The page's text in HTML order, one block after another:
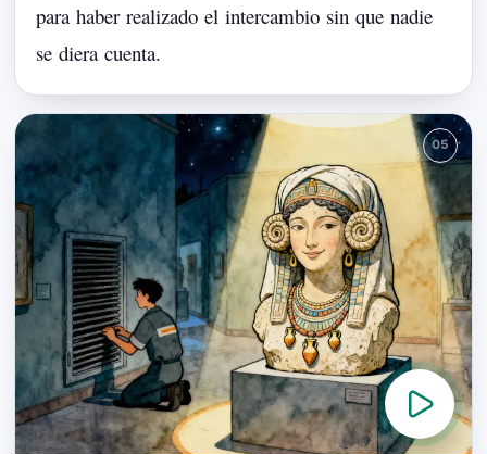
para haber realizado el intercambio sin que nadie
se diera cuenta.